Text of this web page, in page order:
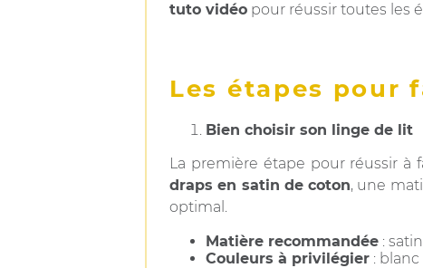
tuto vidéo pour réussir toutes les
Les étapes pour
Bien choisir son linge de lit
La première étape pour réussir à
draps en satin de coton, une
optimal.
Matière recommandée :
Couleurs à privilégier :